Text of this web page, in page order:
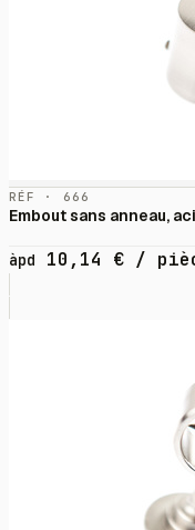
RÉF · 666
Embout sans anneau,
àpd 10,14 € /